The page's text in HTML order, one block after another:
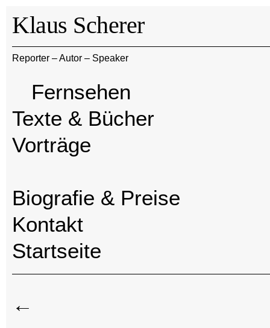
Klaus Scherer
Reporter – Autor – Speaker
Fernsehen
Texte & Bücher
Vorträge
Biografie & Preise
Kontakt
Startseite
←